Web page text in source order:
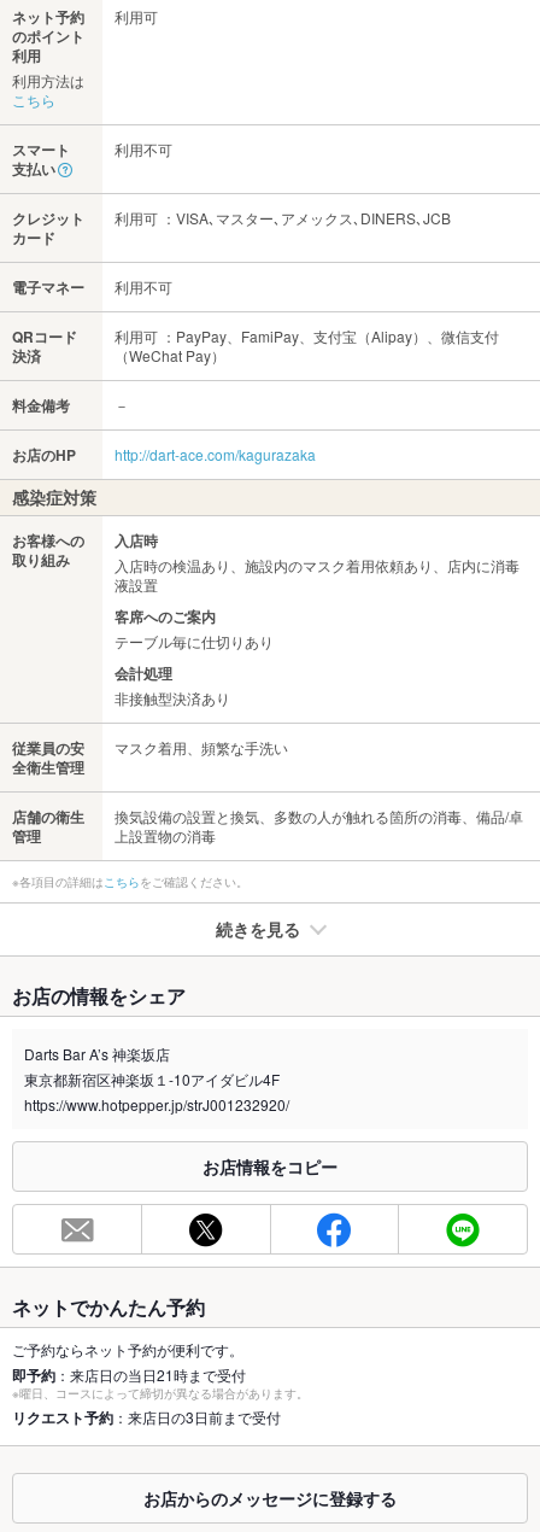
ネット予約
のポイント
利用
利用方法は
こちら
利用可
スマート
支払い
利用不可
クレジット
カード
利用可 ：VISA､マスター､アメックス､DINERS､JCB
電子マネー 利用不可
QRコード
決済
利用可 ：PayPay、FamiPay、支付宝（Alipay）、微信支付
（WeChat Pay）
料金備考 －
お店のHP http://dart-ace.com/kagurazaka
感染症対策
お客様への
取り組み
入店時
入店時の検温あり、施設内のマスク着用依頼あり、店内に消毒
液設置
客席へのご案内
テーブル毎に仕切りあり
会計処理
非接触型決済あり
従業員の安
全衛生管理
マスク着用、頻繁な手洗い
店舗の衛生
管理
換気設備の設置と換気、多数の人が触れる箇所の消毒、備品/卓
上設置物の消毒
※各項目の詳細は こちらをご確認ください。
続きを見る
禁煙・喫煙
全席喫煙可
バコも吸うことができます
喫煙専用室 なし
※2020年4月1日～受動喫煙対策に関する法律が施行されています。正しい情報はお店へお問い
お席
総席数 40席
最大宴会収
容人数
60人
個室 なし
座敷 なし
カウンター
お店の情報をシェア
Darts Bar A’s 神楽坂店
東京都新宿区神楽坂１-10アイダビル4F
https://www.hotpepper.jp/strJ001232920/
お店情報をコピー
ネットでかんたん予約
ご予約ならネット予約が便利です。
即予約 ：来店日の当日21時まで受付
※曜日、コースによって締切が異なる場合があります。
リクエスト予約 ：来店日の3日前まで受付
お店からのメッセージに登録する